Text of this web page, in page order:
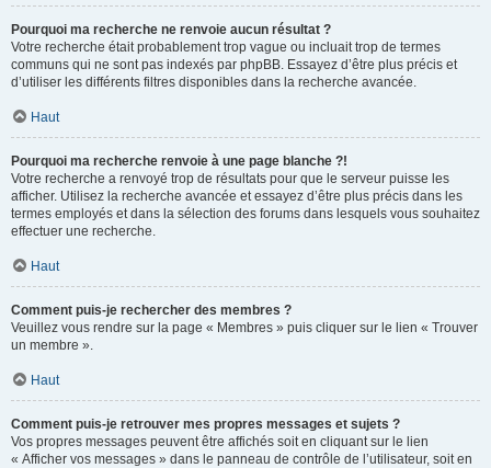
Pourquoi ma recherche ne renvoie aucun résultat ?
Votre recherche était probablement trop vague ou incluait trop de termes
communs qui ne sont pas indexés par phpBB. Essayez d’être plus précis et
d’utiliser les différents filtres disponibles dans la recherche avancée.
Haut
Pourquoi ma recherche renvoie à une page blanche ?!
Votre recherche a renvoyé trop de résultats pour que le serveur puisse les
afficher. Utilisez la recherche avancée et essayez d’être plus précis dans les
termes employés et dans la sélection des forums dans lesquels vous souhaitez
effectuer une recherche.
Haut
Comment puis-je rechercher des membres ?
Veuillez vous rendre sur la page « Membres » puis cliquer sur le lien « Trouver
un membre ».
Haut
Comment puis-je retrouver mes propres messages et sujets ?
Vos propres messages peuvent être affichés soit en cliquant sur le lien
« Afficher vos messages » dans le panneau de contrôle de l’utilisateur, soit en